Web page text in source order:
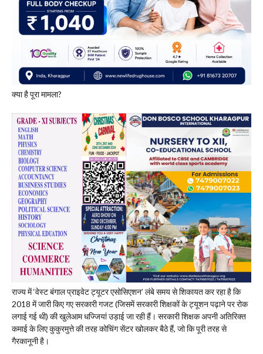
​क्या है पूरा मामला?
राज्य में ‘वेस्ट बंगाल प्राइवेट ट्यूटर एसोसिएशन’ लंबे समय से शिकायत कर रहा है कि
2018 में जारी किए गए सरकारी गजट (जिसमें सरकारी शिक्षकों के ट्यूशन पढ़ाने पर रोक
लगाई गई थी) की खुलेआम धज्जियां उड़ाई जा रही हैं। सरकारी शिक्षक अपनी अतिरिक्त
कमाई के लिए कुकुरमुत्ते की तरह कोचिंग सेंटर खोलकर बैठे हैं, जो कि पूरी तरह से
गैरकानूनी है।